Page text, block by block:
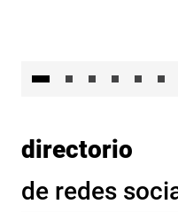
directorio
de redes